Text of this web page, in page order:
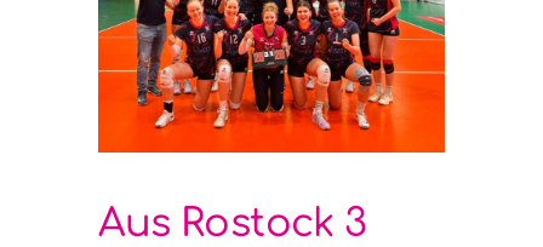
Aus Rostock 3